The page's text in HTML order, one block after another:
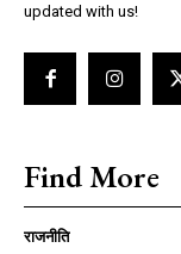
updated with us!
Find More
राजनीति